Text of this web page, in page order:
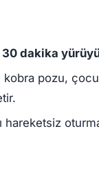
30 dakika
kobra pozu,
hareketsiz